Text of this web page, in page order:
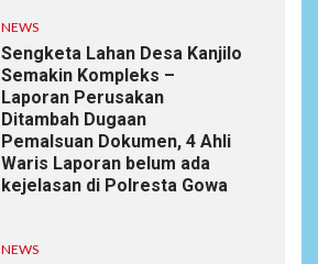
NEWS
Sengketa Lahan Desa Kanjilo
Semakin Kompleks –
Laporan Perusakan
Ditambah Dugaan
Pemalsuan Dokumen, 4 Ahli
Waris Laporan belum ada
kejelasan di Polresta Gowa
NEWS